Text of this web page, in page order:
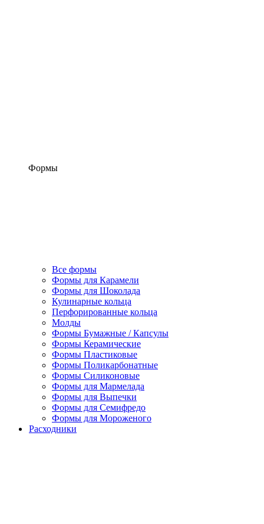
Формы
Все формы
Формы для Карамели
Формы для Шоколада
Кулинарные кольца
Перфорированные кольца
Молды
Формы Бумажные / Капсулы
Формы Керамические
Формы Пластиковые
Формы Поликарбонатные
Формы Силиконовые
Формы для Мармелада
Формы для Выпечки
Формы для Семифредо
Формы для Мороженого
Расходники